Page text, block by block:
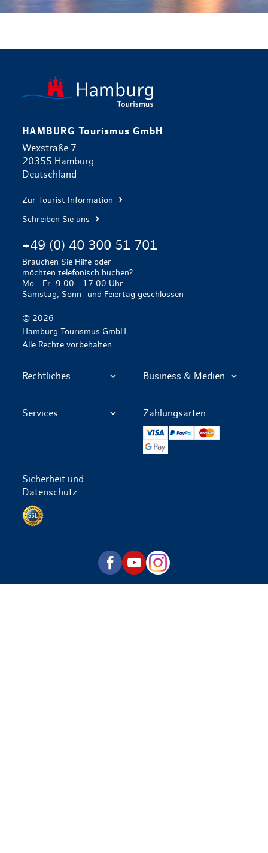
HAMBURG Tourismus GmbH
Wexstraße 7
20355 Hamburg
Deutschland
Zur Tourist Information
Schreiben Sie uns
+49 (0) 40 300 51 701
Brauchen Sie Hilfe oder
möchten telefonisch buchen?
Mo - Fr: 9:00 - 17:00 Uhr
Samstag, Sonn- und Feiertag geschlossen
© 2026
Hamburg Tourismus GmbH
Alle Rechte vorbehalten
Rechtliches Business & Medien
Services Zahlungsarten
PayPal
Sicherheit und
Datenschutz